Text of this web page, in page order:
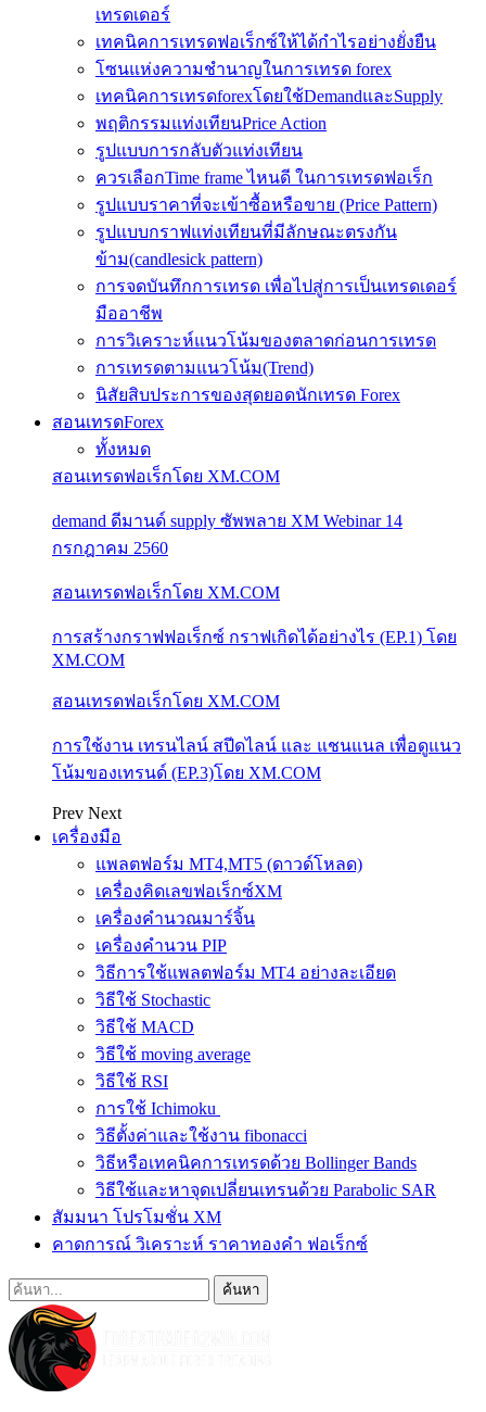
เทรดเดอร์
เทคนิคการเทรดฟอเร็กซ์ให้ได้กำไรอย่างยั่งยืน
โซนแห่งความชำนาญในการเทรด forex
เทคนิคการเทรดforexโดยใช้DemandและSupply
พฤติกรรมแท่งเทียนPrice Action
รูปแบบการกลับตัวแท่งเทียน
ควรเลือกTime frame ไหนดี ในการเทรดฟอเร็ก
รูปแบบราคาที่จะเข้าซื้อหรือขาย (Price Pattern)
รูปแบบกราฟแท่งเทียนที่มีลักษณะตรงกัน
ข้าม(candlesick pattern)
การจดบันทึกการเทรด เพื่อไปสู่การเป็นเทรดเดอร์
มืออาชีพ
การวิเคราะห์แนวโน้มของตลาดก่อนการเทรด
การเทรดตามแนวโน้ม(Trend)
นิสัยสิบประการของสุดยอดนักเทรด Forex
สอนเทรดForex
ทั้งหมด
สอนเทรดฟอเร็กโดย XM.COM
demand ดีมานด์ supply ซัพพลาย XM Webinar 14
กรกฎาคม 2560
สอนเทรดฟอเร็กโดย XM.COM
การสร้างกราฟฟอเร็กซ์ กราฟเกิดได้อย่างไร (EP.1) โดย
XM.COM
สอนเทรดฟอเร็กโดย XM.COM
การใช้งาน เทรนไลน์ สปีดไลน์ และ แชนแนล เพื่อดูแนว
โน้มของเทรนด์ (EP.3)โดย XM.COM
Prev Next
เครื่องมือ
แพลตฟอร์ม MT4,MT5 (ดาวด์โหลด)
เครื่องคิดเลขฟอเร็กซ์XM
เครื่องคำนวณมาร์จิ้น
เครื่องคำนวน PIP
วิธีการใช้แพลตฟอร์ม MT4 อย่างละเอียด
วิธีใช้ Stochastic
วิธีใช้ MACD
วิธีใช้ moving average
วิธีใช้ RSI
การใช้ Ichimoku
วิธีตั้งค่าและใช้งาน fibonacci
วิธีหรือเทคนิคการเทรดด้วย Bollinger Bands
วิธีใช้และหาจุดเปลี่ยนเทรนด้วย Parabolic SAR
สัมมนา โปรโมชั่น XM
คาดการณ์ วิเคราะห์ ราคาทองคำ ฟอเร็กซ์